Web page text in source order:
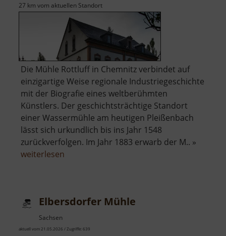
27 km vom aktuellen Standort
Die Mühle Rottluff in Chemnitz verbindet auf
einzigartige Weise regionale Industriegeschichte
mit der Biografie eines weltberühmten
Künstlers. Der geschichtsträchtige Standort
einer Wassermühle am heutigen Pleißenbach
lässt sich urkundlich bis ins Jahr 1548
zurückverfolgen. Im Jahr 1883 erwarb der M.. »
weiterlesen
Rottluff
Elbersdorfer Mühle
Sachsen
aktuell vom 21.05.2026 / Zugriffe: 639